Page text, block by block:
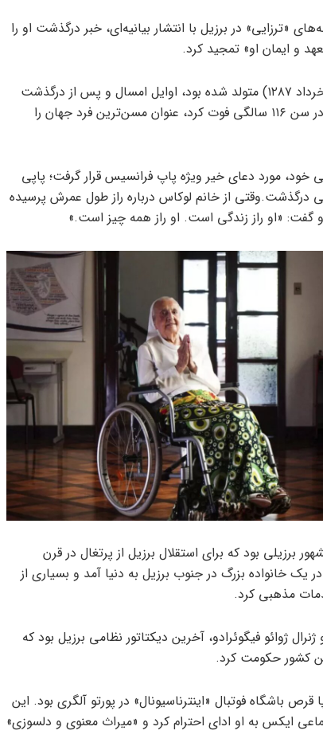
«ترزایی» در برزیل با انتشار بیانیه‌ای، خبر درگذشت او را
و ایمان او» تمجید کرد.
او که در تاریخ ۸ ژوئن ۱۹۰۸ (۱۸ خرداد ۱۲۸۷) متولد شده بود، اوایل امسال و پس از درگذشت
«تومیکا لیترکا» از ژاپن که او نیز در سن ۱۱۶ سالگی فوت کرد، عنوان مسن‌ترین فرد جهان را
در روز تولد ۱۱۰ سالگی خود، مورد دعای خیر ویژه پاپ فرانسیس قرار گرفت؛ پاپی
در سن ۸۸ سالگی درگذشت.وقتی از خانم لوکاس درباره راز طول عمرش پرسیده
گفت: «او راز زندگی است. او راز همه چیز است.»
برزیلی بود که برای استقلال برزیل از پرتغال در قرن
یک خانواده بزرگ در جنوب برزیل به دنیا آمد و بسیاری از
مذهبی کرد.
ژوائو فیگوئرادو، آخرین دیکتاتور نظامی برزیل بود که
قرص باشگاه فوتبال «اینترناسیونال» در پورتو آلگری بود. این
ایکس به او ادای احترام کرد و «میراث معنوی و دلسوزی»